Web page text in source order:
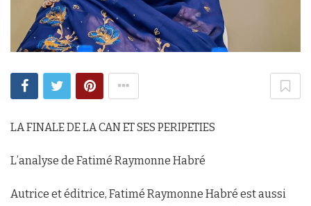
LA FINALE DE LA CAN ET SES PERIPETIES
L’analyse de Fatimé Raymonne Habré
Autrice et éditrice, Fatimé Raymonne Habré est aussi